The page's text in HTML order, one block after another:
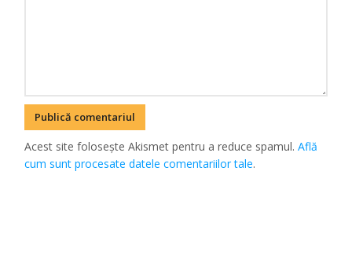
Acest site folosește Akismet pentru a reduce spamul.Află
cum sunt procesate datele comentariilor tale.